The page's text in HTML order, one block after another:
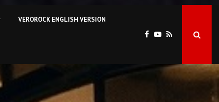
VEROROCK ENGLISH VERSION